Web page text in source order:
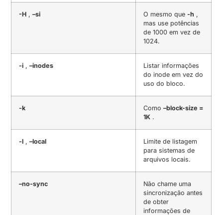
-H ,–si O mesmo que-h
mas use potências
de 1000 em vez de
1024.
-i ,–inodes
Listar informações
do inode em vez do
uso do bloco.
-k Como–block-size =
1K .
-l ,–local
Limite de listagem
para sistemas de
arquivos locais.
–no-sync
Não chame uma
sincronização antes
de obter
informações de